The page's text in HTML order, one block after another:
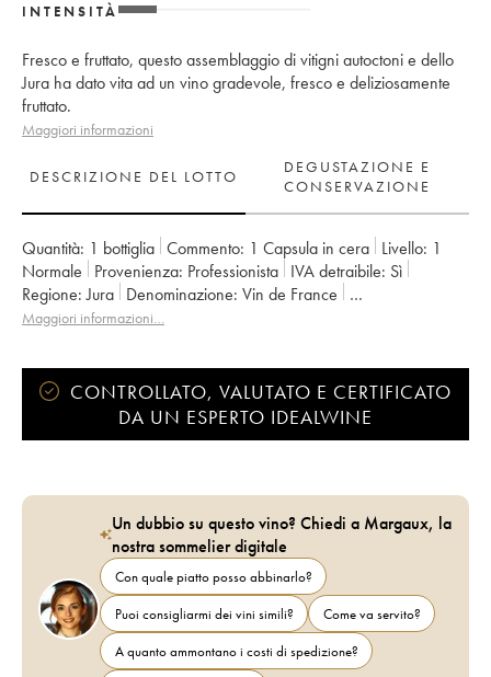
INTENSITÀ
Fresco e fruttato, questo assemblaggio di vitigni autoctoni e dello
Jura ha dato vita ad un vino gradevole, fresco e deliziosamente
fruttato.
Maggiori informazioni
DESCRIZIONE DEL LOTTO
DEGUSTAZIONE E
CONSERVAZIONE
Quantità: 1 bottiglia Commento: 1 Capsula in cera Livello: 1
Normale
Provenienza: professionista IVA detraibile:
sì
Regione: Jura Denominazione:
Vin de France
Proprietario:
Anne et Jean François Ganevat
Maggiori informazioni…
CONTROLLATO, VALUTATO E CERTIFICATO
DA UN ESPERTO IDEALWINE
Un dubbio su questo vino? Chiedi a Margaux, la
nostra sommelier digitale
Con quale piatto posso abbinarlo?
Puoi consigliarmi dei vini simili?
Come va servito?
A quanto ammontano i costi di spedizione?